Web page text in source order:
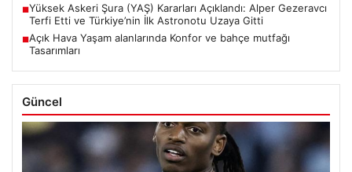
■Yüksek Askeri Şura (YAŞ) Kararları Açıklandı: Alper Gezeravcı
Terfi Etti ve Türkiye’nin İlk Astronotu Uzaya Gitti
■Açık Hava Yaşam alanlarında Konfor ve bahçe mutfağı
Tasarımları
Güncel